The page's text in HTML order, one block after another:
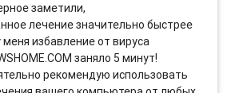
заметили,
лечение значительно быстрее
избавление от вируса
заняло 5 минут!
рекомендую использовать